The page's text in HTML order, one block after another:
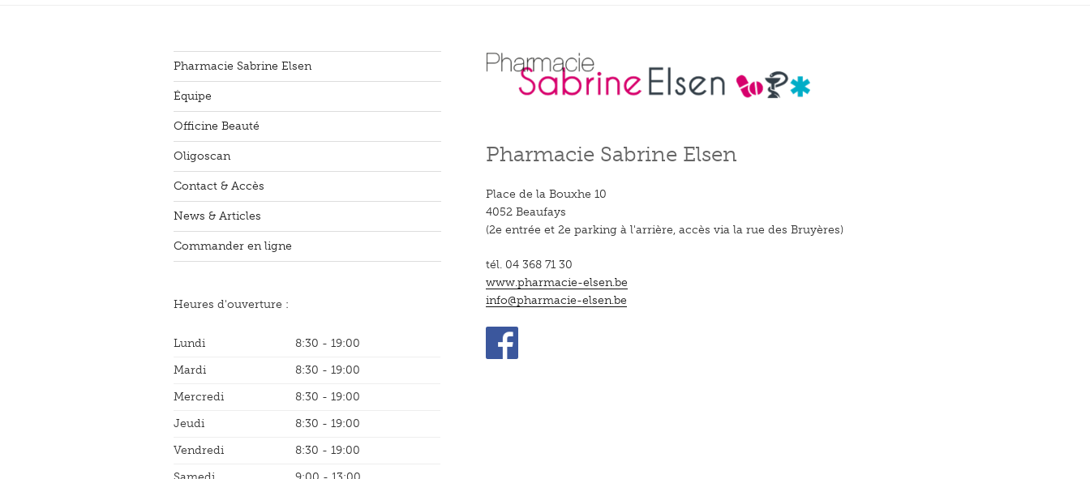
Pharmacie Sabrine Elsen
Équipe
Officine Beauté
Oligoscan
Contact & Accès
News & Articles
Commander en ligne
Heures d'ouverture :
Lundi
8:30 - 19:00
Mardi
8:30 - 19:00
Mercredi
8:30 - 19:00
Jeudi
8:30 - 19:00
Vendredi
8:30 - 19:00
Pharmacie Sabrine Elsen
Place de la Bouxhe 10
4052 Beaufays
(2e entrée et 2e parking à l'arrière, accès via la rue des Bruyères)
tél. 04 368 71 30
www.pharmacie-elsen.be
info@pharmacie-elsen.be